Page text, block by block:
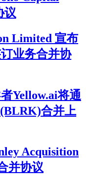
议
Limited 宣布
业务合并协
Yellow.ai将通
合并上
Acquisition
并协议